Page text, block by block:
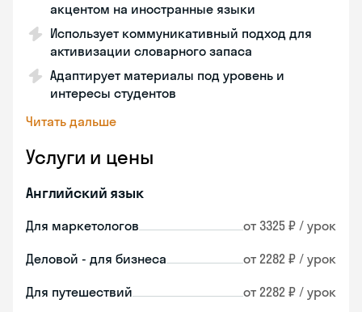
акцентом на иностранные языки
Использует коммуникативный подход для
активизации словарного запаса
Адаптирует материалы под уровень и
интересы студентов
Читать дальше
Услуги и цены
Английский язык
Для маркетологов от 3325 ₽ / урок
Деловой - для бизнеса от 2282 ₽ / урок
Для путешествий от 2282 ₽ / урок